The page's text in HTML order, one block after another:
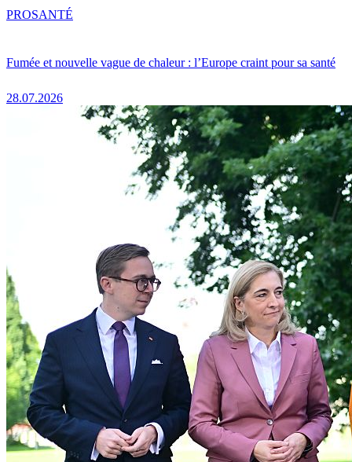
Fumée et nouvelle vague de chaleur : l’Europe craint pour sa santé
28.07.2026
PROSANTÉ